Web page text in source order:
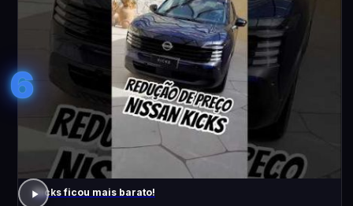
6
Kicks ficou mais barato!